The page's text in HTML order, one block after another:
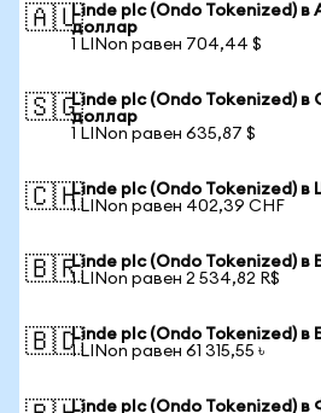
🇦🇺Linde plc (Ondo Tokenized) в
доллар
1 LINon равен 704,44 $
🇸🇬Linde plc (Ondo Tokenized) в
доллар
1 LINon равен 635,87 $
🇨🇭Linde plc (Ondo Tokenized)
1 LINon равен 402,39 CHF
🇧🇷Linde plc (Ondo Tokenized) в
1 LINon равен 2 534,82 R$
🇧🇩Linde plc (Ondo Tokenized) в
1 LINon равен 61 315,55 ৳
Linde plc (Ondo Tokenized)